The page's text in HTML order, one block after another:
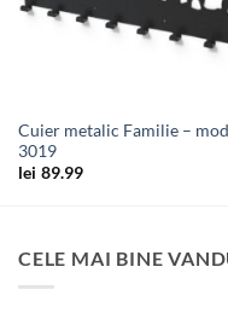
Cuier metalic Familie –
3019
lei 89.99
CELE MAI BINE